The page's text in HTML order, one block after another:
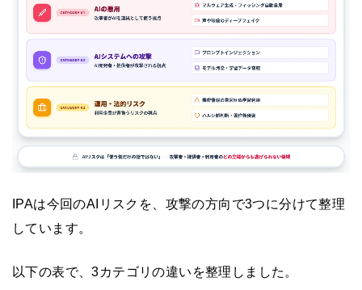
IPAは今回のAIリスクを、攻撃の方向で3つに分けて整理
しています。
以下の表で、3カテゴリの違いを整理しました。